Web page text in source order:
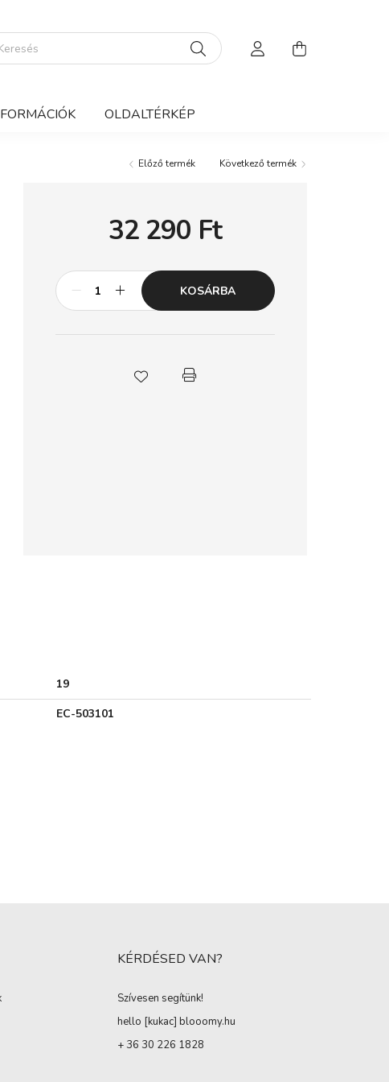
OLDALTÉRKÉP
Előző termék Következő termék
32 290 Ft
KOSÁRBA
19
EC-503101
KÉRDÉSED VAN?
Szívesen segítünk!
hello [kukac] blooomy.hu
+ 36 30 226 1828